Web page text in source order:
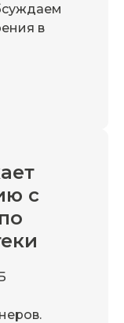
в
с